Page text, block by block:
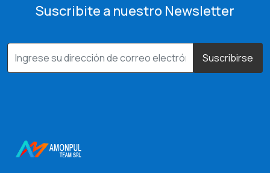
Suscribite a nuestro Newsletter
Suscribirse